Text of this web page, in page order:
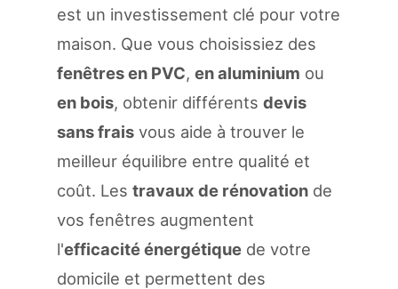
est un investissement clé pour votre
maison. Que vous choisissiez des
fenêtres en PVC, en aluminium ou
en bois, obtenir différents devis
sans frais vous aide à trouver le
meilleur équilibre entre qualité et
coût. Les travaux de rénovation de
vos fenêtres augmentent
l'efficacité énergétique de votre
domicile et permettent des